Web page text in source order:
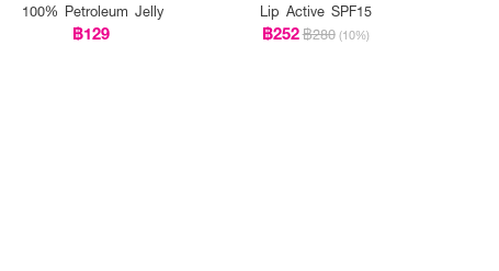
100% Petroleum Jelly
฿129
Lip Active SPF15
฿252฿280 (10%)